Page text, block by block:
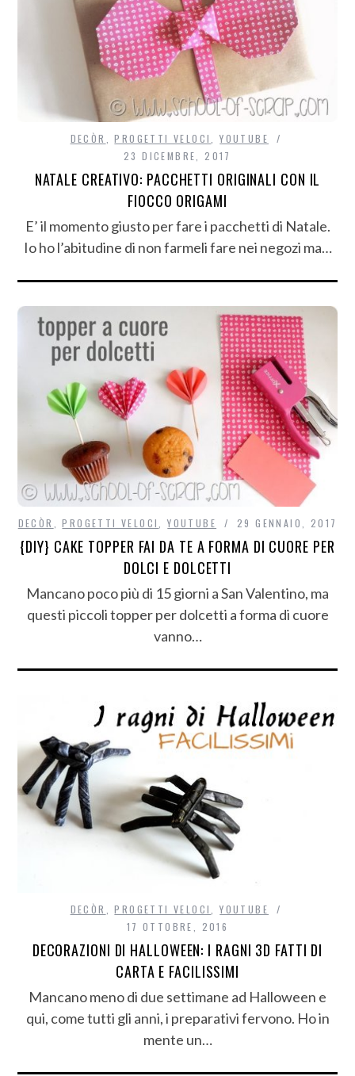
DECÒR ,PROGETTI VELOCI ,YOUTUBE
23 DICEMBRE, 2017
NATALE CREATIVO: PACCHETTI ORIGINALI CON IL
FIOCCO ORIGAMI
E’ il momento giusto per fare i pacchetti di Natale.
Io ho l’abitudine di non farmeli fare nei negozi ma…
DECÒR ,PROGETTI VELOCI ,YOUTUBE 29 GENNAIO, 2017
{DIY} CAKE TOPPER FAI DA TE A FORMA DI CUORE PER
DOLCI E DOLCETTI
Mancano poco più di 15 giorni a San Valentino, ma
questi piccoli topper per dolcetti a forma di cuore
vanno…
DECÒR ,PROGETTI VELOCI ,YOUTUBE
17 OTTOBRE, 2016
DECORAZIONI DI HALLOWEEN: I RAGNI 3D FATTI DI
CARTA E FACILISSIMI
Mancano meno di due settimane ad Halloween e
qui, come tutti gli anni, i preparativi fervono. Ho in
mente un…